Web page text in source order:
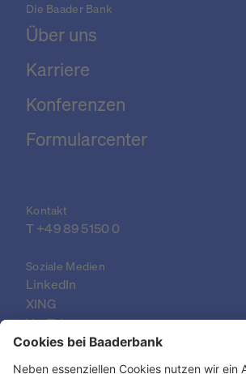
Die Baader Bank
Über uns
Karriere
Konferenzen
Formularcenter
Kontakt
T +49 89 5150 0
Soziale Medien
LinkedIn
XING
YouTube